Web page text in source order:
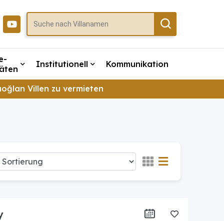
Institutionell Kommunikation
Villen zu vermieten